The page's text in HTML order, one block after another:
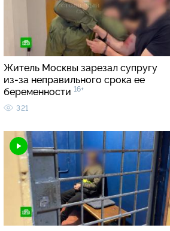
Житель Москвы зарезал супругу
из-за неправильного срока ее
беременности 16+
321